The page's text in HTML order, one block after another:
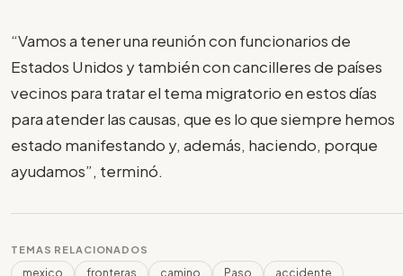
“Vamos a tener una reunión con funcionarios de
Estados Unidos y también con cancilleres de países
vecinos para tratar el tema migratorio en estos días
para atender las causas, que es lo que siempre hemos
estado manifestando y, además, haciendo, porque
ayudamos”, terminó.
TEMAS RELACIONADOS
mexico fronteras camino Paso accidente